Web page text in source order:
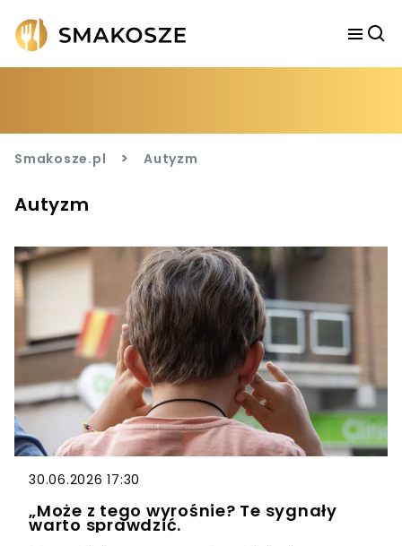
Smakosze.pl > Autyzm
Autyzm
30.06.2026 17:30
„Może z tego wyrośnie? Te sygnały
warto sprawdzić.